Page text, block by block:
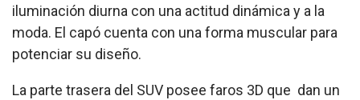
iluminación diurna con una actitud dinámica y a la
moda. El capó cuenta con una forma muscular para
potenciar su diseño.
La parte trasera del SUV posee faros 3D que dan un